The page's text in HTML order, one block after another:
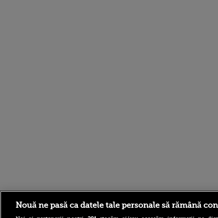
Stirileprotv.ro ilike-
Nouă ne pasă ca datele tale personale să rămână